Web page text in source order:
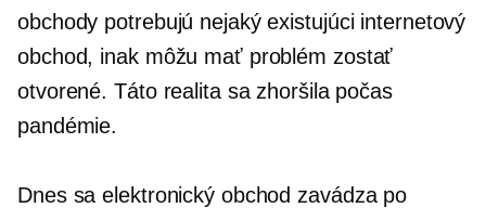
obchody potrebujú nejaký existujúci internetový
obchod, inak môžu mať problém zostať
otvorené. Táto realita sa zhoršila počas
pandémie.
Dnes sa elektronický obchod zavádza po